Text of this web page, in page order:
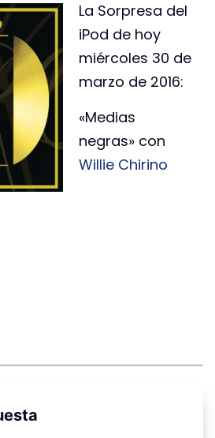
La Sorpresa del
iPod de hoy
miércoles 30 de
marzo de 2016:
«Medias
negras» con
Willie Chirino